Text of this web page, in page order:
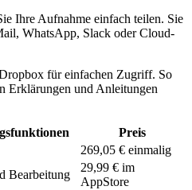
Ihre Aufnahme einfach teilen. Sie
WhatsApp, Slack oder Cloud-
für einfachen Zugriff. So
Erklärungen und Anleitungen
Preis
269,05 € einmalig
Bearbeitung
29,99 € im
AppStore